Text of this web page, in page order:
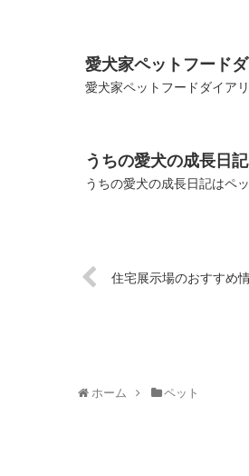
愛犬家ペットフード
愛犬家ペットフードダイア
うちの愛犬の成長日記
うちの愛犬の成長日記はペ
住宅展示場のおすすめ
ホーム ペット